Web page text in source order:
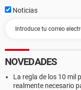
Noticias
NOVEDADES
La regla de los 10 mil
realmente necesario